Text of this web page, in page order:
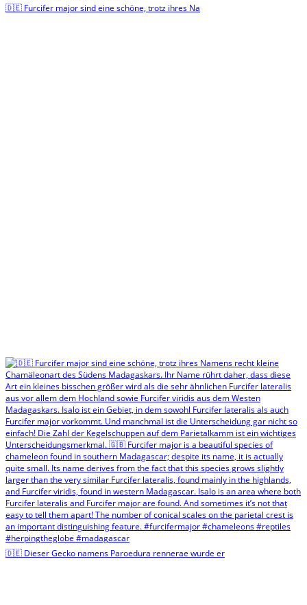
🇩🇪 Furcifer major sind eine schöne, trotz ihres Na
🇩🇪 Dieser Gecko namens Paroedura rennerae wurde er